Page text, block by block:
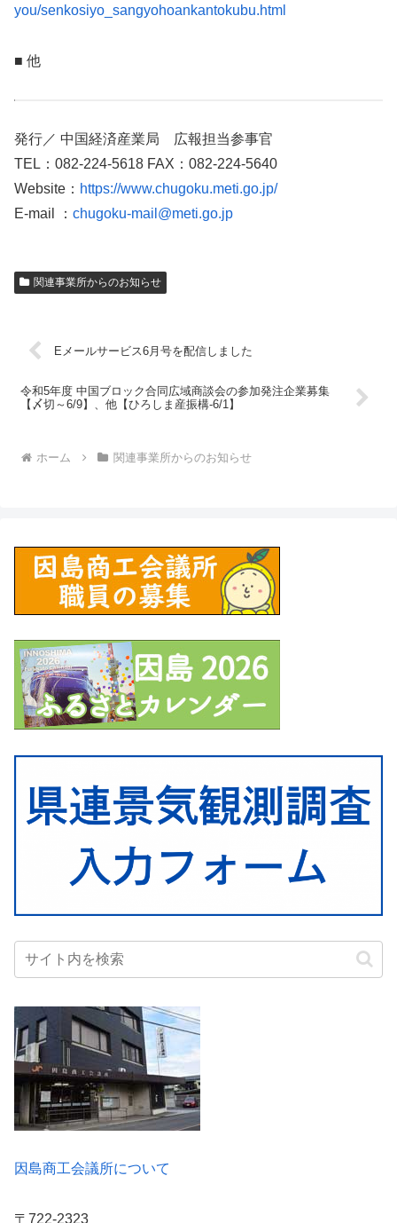
you/senkosiyo_sangyohoankantokubu.html
■ 他
発行／ 中国経済産業局 広報担当参事官
TEL：082-224-5618 FAX：082-224-5640
Website： https://www.chugoku.meti.go.jp/
E-mail ： chugoku-mail@meti.go.jp
関連事業所からのお知らせ
Eメールサービス6月号を配信しました
令和5年度 中国ブロック合同広域商談会の参加発注企業募集
【〆切～6/9】、他【ひろしま産振構-6/1】
ホーム 関連事業所からのお知らせ
因島商工会議所について
〒722-2323